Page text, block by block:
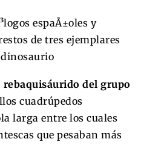
del grupo
cuadrúpedos
larga entre los cuales
que pesaban más